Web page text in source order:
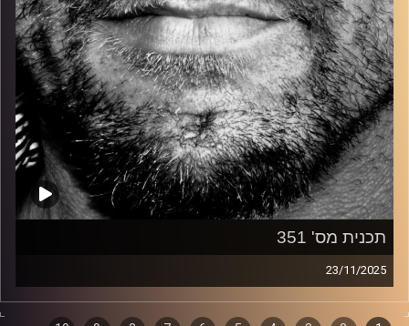
תכנית מס' 351
23/11/2025
זיפים, מוזיקה מחוספסת של הופעות חיות. הרבה ג'אם, רוק,
בלוז, bluegrass, ג'אז, Fאנק, פרוגרסיב ואפילו אלקטרוניקה.